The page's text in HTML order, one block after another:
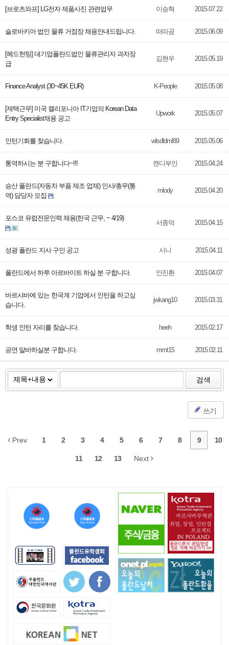
[브로츠와프] LG전자 제품사진 관련업무 이승혁 2015.07.22
슬로바키아 법인 물류 거점장 채용안내드립니다. 떠따곰 2015.06.09
[헤드헌팅] 대기업폴란드법인 물류관리자 과차장
급
김현우 2015.05.19
Finance Analyst (30~45K EUR) K-People 2015.05.08
[재택근무] 미국 캘리포니아 IT기업의 Korean Data
Entry Specialist채용 공고
Upwork 2015.05.07
인턴기회를 찾습니다. wlsdldml89 2015.05.06
통역하시는 분 구합니다~!!! 캔디부인 2015.04.24
승산 폴란드(자동차 부품 제조 업체) 인사/총무(통
역) 담당자 모집
mlody 2015.04.20
포스코 유럽전문인력 채용(한국 근무, ~ 4/19)
서종덕 2015.04.15
성광 폴란드 지사 구인 공고 시니 2015.04.11
폴란드에서 하루 아르바이트 하실 분 구합니다. 안진환 2015.04.07
바르샤바에 있는 한국계 기업에서 인턴을 하고싶
습니다.
jwkang10 2015.03.31
학생 인턴 자리를 찾습니다. heeh 2015.02.17
공연 알바하실분 구합니다. mmt15 2015.02.11
검색
쓰기
Prev 1 2 3 4 5 6 7 8 9 10
11 12 13 Next